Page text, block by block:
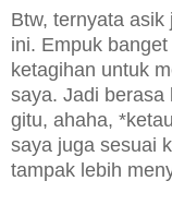
Btw, ternyata
ini. Empuk
ketagihan untuk
saya. Jadi berasa
gitu, ahaha,
saya juga sesuai
tampak lebih